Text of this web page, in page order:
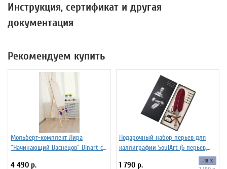
Инструкция, сертификат и другая
документация
Рекомендуем купить
Мольберт-комплект Лира
"Начинающий Васнецов" Dinart с
4 490 р.
Подарочный набор перьев для
каллиграфии SoulArt (6 перьев,
1 790 р. -18 %